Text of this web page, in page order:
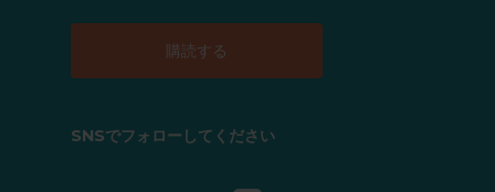
SNSでフォローしてください